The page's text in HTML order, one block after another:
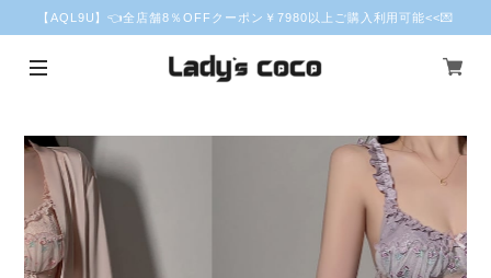
【AQL9U】👈全店舗8％OFFクーポン￥7980以上ご購入利用可能<<💌